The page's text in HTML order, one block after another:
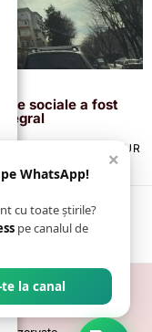
sociale a fost
DE ANULARE & RETUR
CONTACT
×
WhatsApp!
cu toate știrile?
pe canalul de
la canal